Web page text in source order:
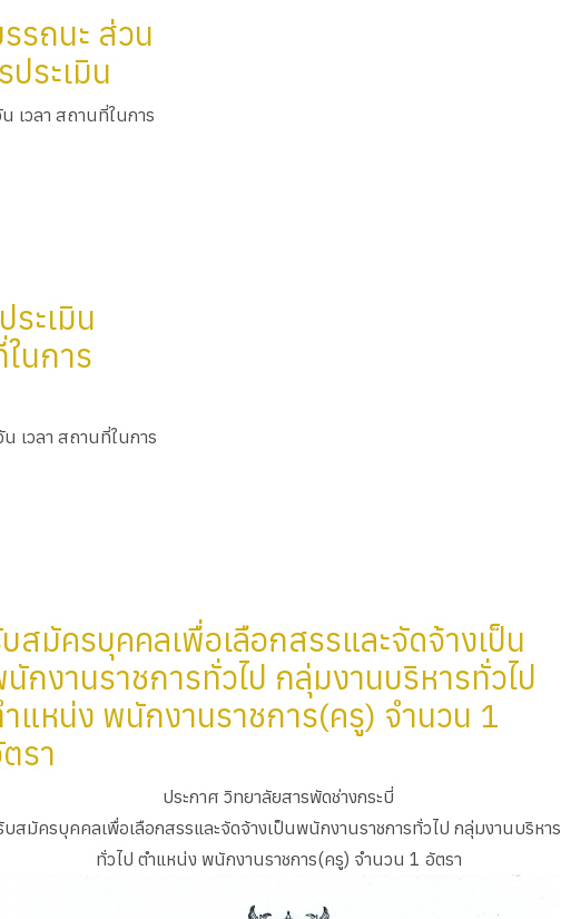
รถนะ ส่วน
ระเมิน
เวลา สถานที่ในการ
ะเมิน
นการ
เวลา สถานที่ในการ
สมัครบุคคลเพื่อเลือกสรรและจัดจ้างเป็น
กงานราชการทั่วไป กลุ่มงานบริหารทั่วไป
แหน่ง พนักงานราชการ(ครู) จำนวน 1
รา
ประกาศ วิทยาลัยสารพัดช่างกระบี่
บสมัครบุคคลเพื่อเลือกสรรและจัดจ้างเป็นพนักงานราชการทั่วไป กลุ่มงานบริหาร
ทั่วไป ตำแหน่ง พนักงานราชการ(ครู) จำนวน 1 อัตรา